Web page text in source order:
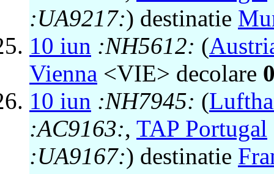
:UA9217:) destinatie
10 iun :NH5612: (
Vienna <VIE> decolare
10 iun :NH7945: (
:AC9163:, TAP Portugal
:UA9167:) destinatie